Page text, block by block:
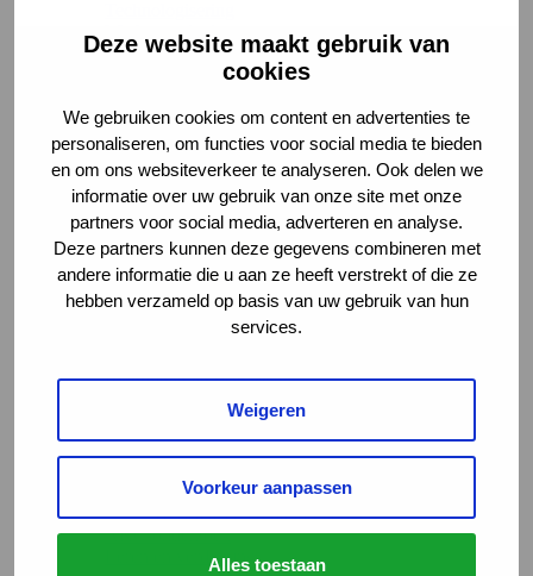
Deze website maakt gebruik van
cookies
We gebruiken cookies om content en advertenties te
personaliseren, om functies voor social media te bieden
en om ons websiteverkeer te analyseren. Ook delen we
informatie over uw gebruik van onze site met onze
partners voor social media, adverteren en analyse.
Deze partners kunnen deze gegevens combineren met
andere informatie die u aan ze heeft verstrekt of die ze
hebben verzameld op basis van uw gebruik van hun
services.
Weigeren
Voorkeur aanpassen
Alles toestaan
Werkvoorzieningen
Werkvelden en kaders
Duurzame inzetbaarheid
Preventieve en vroegtijdige inzet
Re-integratie
Werkvelden en regelingen
Arbeidsongeschiktheidsverzekeringen
Claimbeoordeling
Letselschade
Sociaal domein en Participatiewet
UWV WERKbedrijf
Wet verbetering poortwachter
Richtlijnen en toepassing
Voorbeeldcasuïstiek
Werkwijzen en handreikingen
AKC-onderzoek
Leren en verdieping